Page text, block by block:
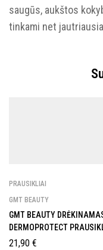
saugūs, aukštos
tinkami net
PRAUSIKLIAI
GMT BEAUTY
GMT BEAUTY
DERMOPROTECT
21,90 €